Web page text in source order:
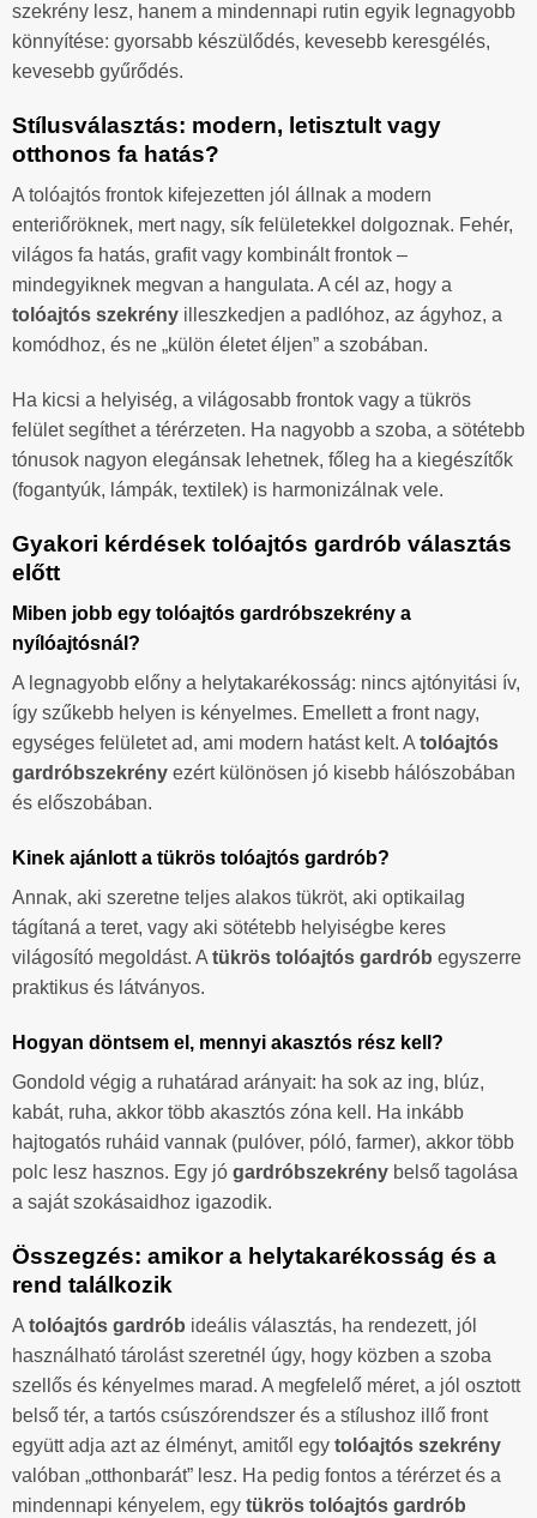
szekrény lesz, hanem a mindennapi rutin egyik legnagyobb
könnyítése: gyorsabb készülődés, kevesebb keresgélés,
kevesebb gyűrődés.
Stílusválasztás: modern, letisztult vagy
otthonos fa hatás?
A tolóajtós frontok kifejezetten jól állnak a modern
enteriőröknek, mert nagy, sík felületekkel dolgoznak. Fehér,
világos fa hatás, grafit vagy kombinált frontok –
mindegyiknek megvan a hangulata. A cél az, hogy a
tolóajtós szekrény illeszkedjen a padlóhoz, az ágyhoz, a
komódhoz, és ne „külön életet éljen” a szobában.
Ha kicsi a helyiség, a világosabb frontok vagy a tükrös
felület segíthet a térérzeten. Ha nagyobb a szoba, a sötétebb
tónusok nagyon elegánsak lehetnek, főleg ha a kiegészítők
(fogantyúk, lámpák, textilek) is harmonizálnak vele.
Gyakori kérdések tolóajtós gardrób választás
előtt
Miben jobb egy tolóajtós gardróbszekrény a
nyílóajtósnál?
A legnagyobb előny a helytakarékosság: nincs ajtónyitási ív,
így szűkebb helyen is kényelmes. Emellett a front nagy,
egységes felületet ad, ami modern hatást kelt. A tolóajtós
gardróbszekrény ezért különösen jó kisebb hálószobában
és előszobában.
Kinek ajánlott a tükrös tolóajtós gardrób?
Annak, aki szeretne teljes alakos tükröt, aki optikailag
tágítaná a teret, vagy aki sötétebb helyiségbe keres
világosító megoldást. A tükrös tolóajtós gardrób egyszerre
praktikus és látványos.
Hogyan döntsem el, mennyi akasztós rész kell?
Gondold végig a ruhatárad arányait: ha sok az ing, blúz,
kabát, ruha, akkor több akasztós zóna kell. Ha inkább
hajtogatós ruháid vannak (pulóver, póló, farmer), akkor több
polc lesz hasznos. Egy jó gardróbszekrény belső tagolása
a saját szokásaidhoz igazodik.
Összegzés: amikor a helytakarékosság és a
rend találkozik
A tolóajtós gardrób ideális választás, ha rendezett, jól
használható tárolást szeretnél úgy, hogy közben a szoba
szellős és kényelmes marad. A megfelelő méret, a jól osztott
belső tér, a tartós csúszórendszer és a stílushoz illő front
együtt adja azt az élményt, amitől egy tolóajtós szekrény
valóban „otthonbarát” lesz. Ha pedig fontos a térérzet és a
mindennapi kényelem, egy tükrös tolóajtós gardrób